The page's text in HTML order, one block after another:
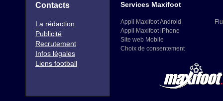
Contacts
La rédaction
Publicité
Recrutement
Infos légales
Liens football
Services Maxifoot
Appli Maxifoot Android
Appli Maxifoot iPhone
Site web Mobile
Choix de consentement